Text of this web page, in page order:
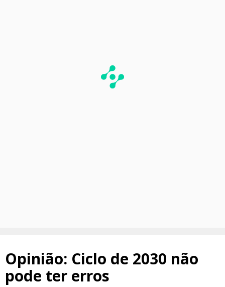
Opinião: Ciclo de 2030 não
pode ter erros